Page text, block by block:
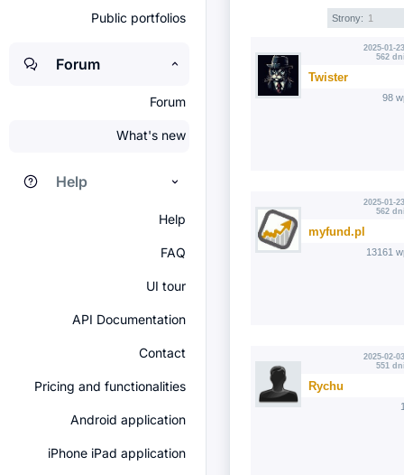
Public portfolios
Forum
Forum
What's new
Help
Help
FAQ
UI tour
API Documentation
Contact
Pricing and functionalities
Android application
iPhone iPad application
Strony: 1
2025-01-
562
Twister
98
2025-01-
562
myfund.pl
13161
2025-02-
551
Rychu